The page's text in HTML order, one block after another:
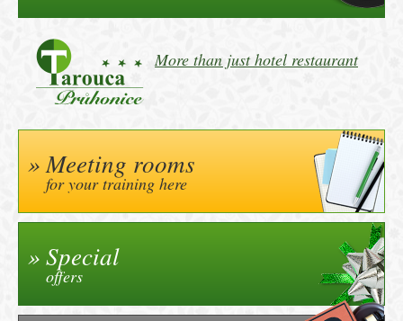
More than just hotel restaurant
Meeting rooms
for your training here
Special
offers